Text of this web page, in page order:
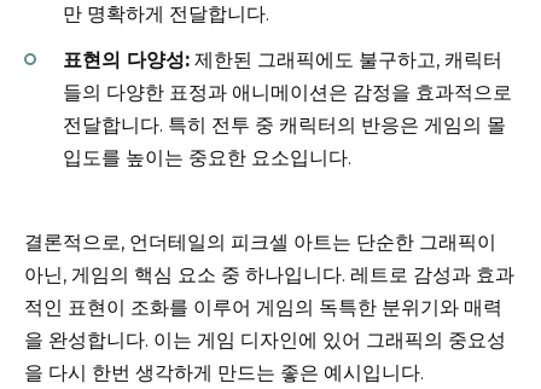
만 명확하게 전달합니다.
표현의 다양성: 제한된 그래픽에도 불구하고, 캐릭터
들의 다양한 표정과 애니메이션은 감정을 효과적으로
전달합니다. 특히 전투 중 캐릭터의 반응은 게임의 몰
입도를 높이는 중요한 요소입니다.
결론적으로, 언더테일의 피크셀 아트는 단순한 그래픽이
아닌, 게임의 핵심 요소 중 하나입니다. 레트로 감성과 효과
적인 표현이 조화를 이루어 게임의 독특한 분위기와 매력
을 완성합니다. 이는 게임 디자인에 있어 그래픽의 중요성
을 다시 한번 생각하게 만드는 좋은 예시입니다.